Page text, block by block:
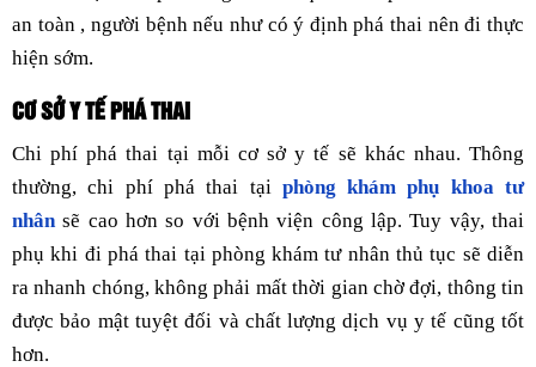
an toàn , người bệnh nếu như có ý định phá thai nên đi thực
hiện sớm.
CƠ SỞ Y TẾ PHÁ THAI
Chi phí phá thai tại mỗi cơ sở y tế sẽ khác nhau. Thông
thường, chi phí phá thai tại phòng khám phụ khoa tư
nhânsẽ cao hơn so với bệnh viện công lập. Tuy vậy, thai
phụ khi đi phá thai tại phòng khám tư nhân thủ tục sẽ diễn
ra nhanh chóng, không phải mất thời gian chờ đợi, thông tin
được bảo mật tuyệt đối và chất lượng dịch vụ y tế cũng tốt
hơn.